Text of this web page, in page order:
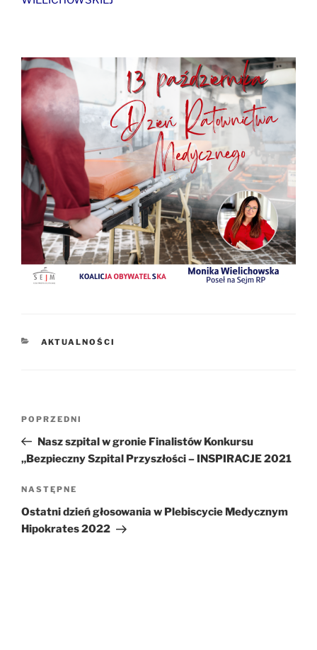
KATEGORIE
AKTUALNOŚCI
wpisu
Poprzedni
wpis
POPRZEDNI
Nasz szpital w gronie Finalistów Konkursu
„Bezpieczny Szpital Przyszłości – INSPIRACJE 2021
Następny
wpis
NASTĘPNE
Ostatni dzień głosowania w Plebiscycie Medycznym
Hipokrates 2022